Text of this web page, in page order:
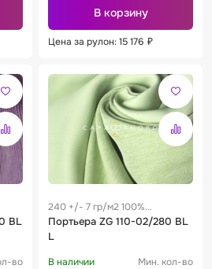
В корзину
Цена за рулон: 15 176 ₽
BL
во
240 +/- 7 гр/м2 100%
полиэстер
Портьера ZG 110-02/280 BL
L
В наличии
Мин. кол-во